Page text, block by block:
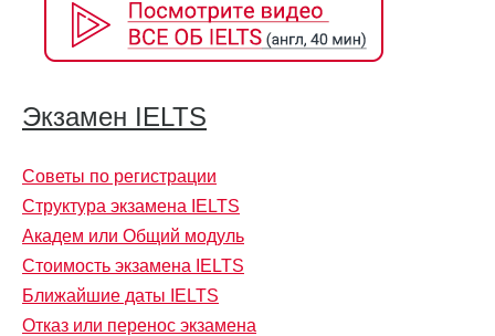
Экзамен IELTS
Советы по регистрации
Структура экзамена IELTS
Академ или Общий модуль
Стоимость экзамена IELTS
Ближайшие даты IELTS
Отказ или перенос экзамена